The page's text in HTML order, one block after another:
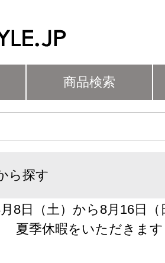
商品検索
ら探す
8日（土）から8月16日
夏季休暇をいただきます